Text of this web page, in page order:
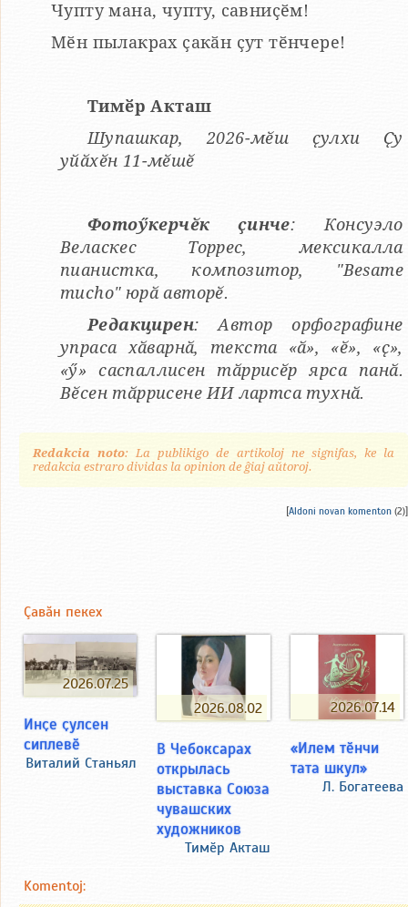
Чупту мана, чупту, савниҫӗм!
Мӗн пылакрах ҫакӑн ҫут тӗнчере!
Тимӗр Акташ
Шупашкар, 2026-мӗш ҫулхи Ҫу
уйӑхӗн 11-мӗшӗ
Фотоӳкерчӗк ҫинче: Консуэло
Веласкес Торрес, мексикалла
пианистка, композитор, "Besame
mucho" юрӑ авторӗ.
Редакцирен: Автор орфографине
упраса хӑварнӑ, текста «ӑ», «ӗ», «ҫ»,
«ӳ» саспаллисен тӑррисӗр ярса панӑ.
Вӗсен тӑррисене ИИ лартса тухнӑ.
Redakcia noto: La publikigo de artikoloj ne signifas, ke la
redakcia estraro dividas la opinion de ĝiaj aŭtoroj.
[Aldoni novan komenton (2)]
Çавăн пекех
2026.07.25
Инҫе ҫулсен
сиплевӗ
Виталий Станьял
2026.08.02
В Чебоксарах
открылась
выставка Союза
чувашских
художников
Тимӗр Акташ
2026.07.14
«Илем тӗнчи
тата шкул»
Л. Богатеева
Komentoj: